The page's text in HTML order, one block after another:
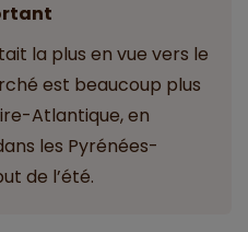
la plus en vue vers le
est beaucoup plus
Atlantique, en
les Pyrénées-
de l’été.